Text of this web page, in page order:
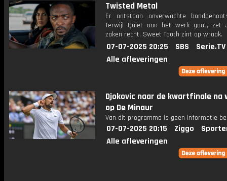
Twisted Metal
Er ontstaan ​​onverwachte
Terwijl Quiet aan het werk gaat, zet
zaken recht. Sweet Tooth zint op wraak.
07-07-2025 20:25 SBS
Serie.TV
Alle afleveringen
Djokovic naar de kwartfinale na
op De Minaur
Van dit programma is geen informatie
07-07-2025 20:15 Ziggo
Alle afleveringen